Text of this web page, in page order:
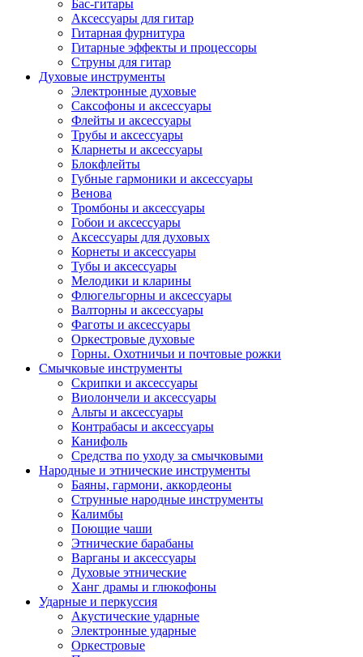
Бас-гитары
Аксессуары для гитар
Гитарная фурнитура
Гитарные эффекты и процессоры
Струны для гитар
Духовые инструменты
Электронные духовые
Саксофоны и аксессуары
Флейты и аксессуары
Трубы и аксессуары
Кларнеты и аксессуары
Блокфлейты
Губные гармоники и аксессуары
Венова
Тромбоны и аксессуары
Гобои и аксессуары
Аксессуары для духовых
Корнеты и аксессуары
Тубы и аксессуары
Мелодики и кларины
Флюгельгорны и аксессуары
Валторны и аксессуары
Фаготы и аксессуары
Оркестровые духовые
Горны. Охотничьи и почтовые рожки
Смычковые инструменты
Скрипки и аксессуары
Виолончели и аксессуары
Альты и аксессуары
Контрабасы и аксессуары
Канифоль
Средства по уходу за смычковыми
Народные и этнические инструменты
Баяны, гармони, аккордеоны
Струнные народные инструменты
Калимбы
Поющие чаши
Этнические барабаны
Варганы и аксессуары
Духовые этнические
Ханг драмы и глюкофоны
Ударные и перкуссия
Акустические ударные
Электронные ударные
Оркестровые